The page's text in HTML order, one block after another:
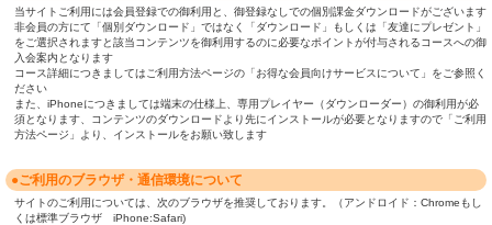
当サイトご利用には会員登録での御利用と、御登録なしでの個別課金ダウンロードがございます
非会員の方にて「個別ダウンロード」ではなく「ダウンロード」もしくは「友達にプレゼント」
をご選択されますと該当コンテンツを御利用するのに必要なポイントが付与されるコースへの御
入会案内となります
コース詳細につきましてはご利用方法ページの「お得な会員向けサービスについて」をご参照く
ださい
また、iPhoneにつきましては端末の仕様上、専用プレイヤー（ダウンローダー）の御利用が必
須となります、コンテンツのダウンロードより先にインストールが必要となりますので「ご利用
方法ページ」より、インストールをお願い致します
●ご利用のブラウザ・通信環境について
サイトのご利用については、次のブラウザを推奨しております。（アンドロイド：Chromeもし
くは標準ブラウザ iPhone:Safari)